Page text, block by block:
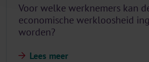
Voor welke werknemers kan
economische werkloosheid
worden?
Lees meer